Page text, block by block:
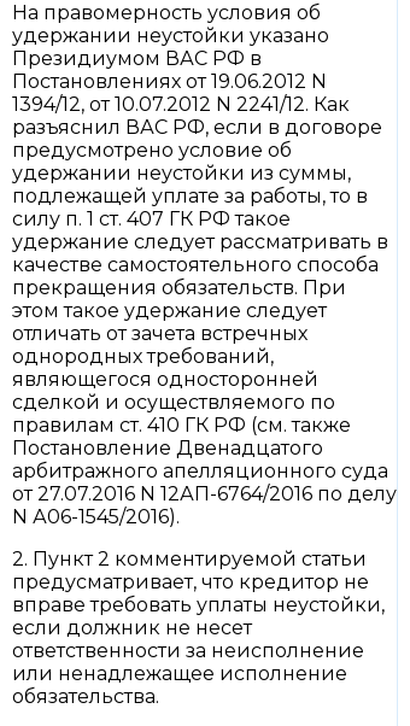
На правомерность условия об
удержании неустойки указано
Президиумом ВАС РФ в
Постановлениях от 19.06.2012 N
1394/12, от 10.07.2012 N 2241/12. Как
разъяснил ВАС РФ, если в договоре
предусмотрено условие об
удержании неустойки из суммы,
подлежащей уплате за работы, то в
силу п. 1 ст. 407 ГК РФ такое
удержание следует рассматривать в
качестве самостоятельного способа
прекращения обязательств. При
этом такое удержание следует
отличать от зачета встречных
однородных требований,
являющегося односторонней
сделкой и осуществляемого по
правилам ст. 410 ГК РФ (см. также
Постановление Двенадцатого
арбитражного апелляционного суда
от 27.07.2016 N 12АП-6764/2016 по делу
N А06-1545/2016).
2. Пункт 2 комментируемой статьи
предусматривает, что кредитор не
вправе требовать уплаты неустойки,
если должник не несет
ответственности за неисполнение
или ненадлежащее исполнение
обязательства.